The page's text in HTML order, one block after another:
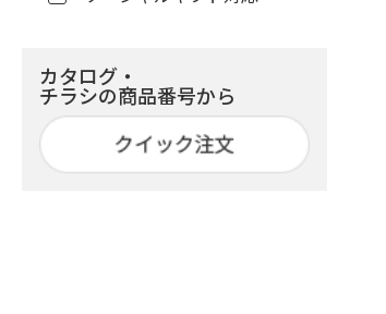
カタログ・
チラシの商品番号から